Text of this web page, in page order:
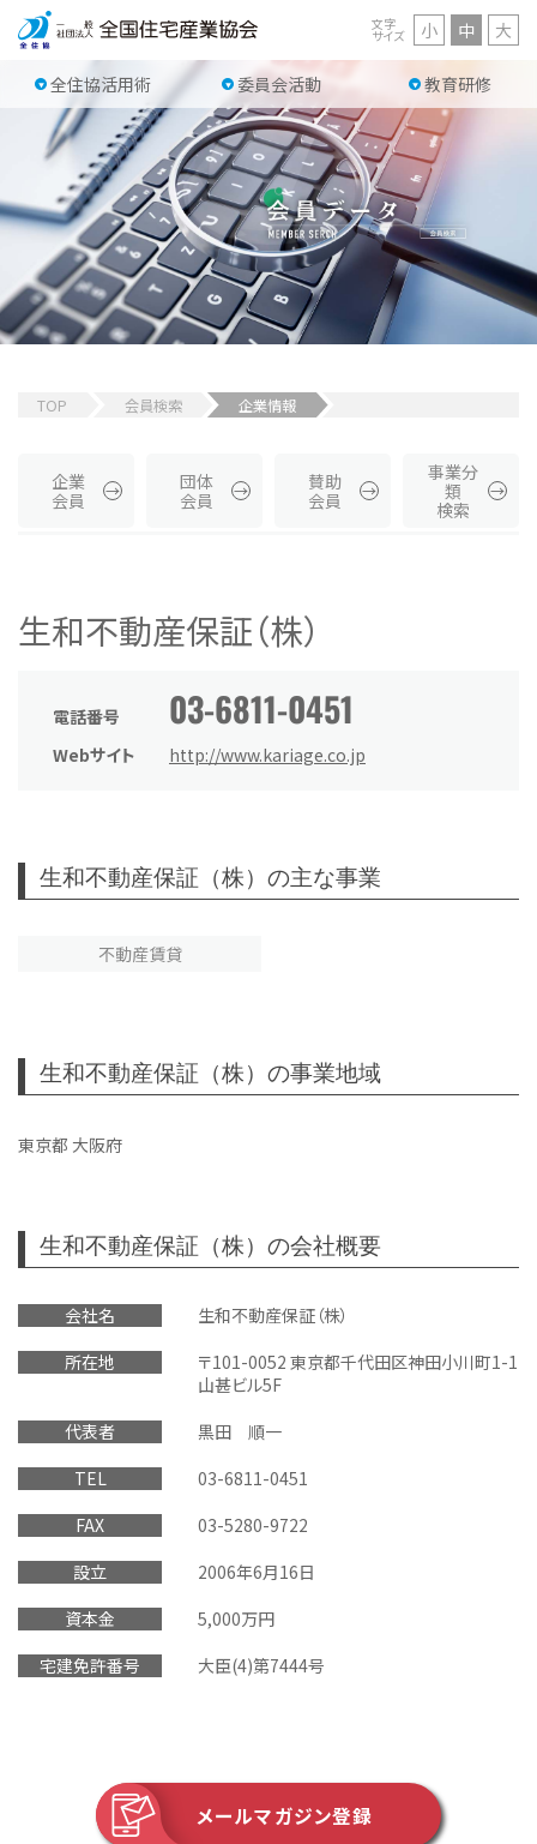
全住協活用術 委員会活動 教育研修
文字
サイズ 小 中 大
TOP 会員検索 企業情報
企業
会員
団体
会員
賛助
会員
事業分
類
検索
生和不動産保証（株）
電話番号 03-6811-0451
Webサイト http://www.kariage.co.jp
生和不動産保証（株）の主な事業
不動産賃貸
生和不動産保証（株）の事業地域
東京都 大阪府
生和不動産保証（株）の会社概要
会社名
生和不動産保証（株）
所在地
〒101-0052 東京都千代田区神田小川町1-1
山甚ビル5F
代表者
黒田 順一
TEL
03-6811-0451
FAX
03-5280-9722
設立
2006年6月16日
資本金
5,000万円
宅建免許番号
大臣(4)第7444号
メールマガジン登録